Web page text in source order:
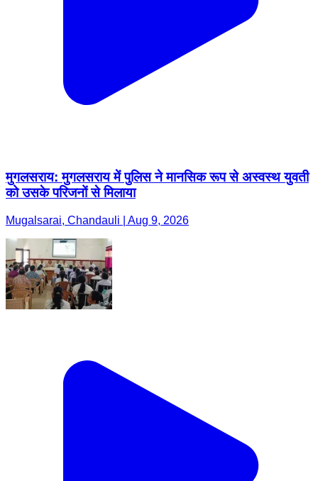
मुगलसराय: मुगलसराय में पुलिस ने मानसिक रूप से अस्वस्थ युवती
को उसके परिजनों से मिलाया
Mugalsarai, Chandauli | Aug 9, 2026